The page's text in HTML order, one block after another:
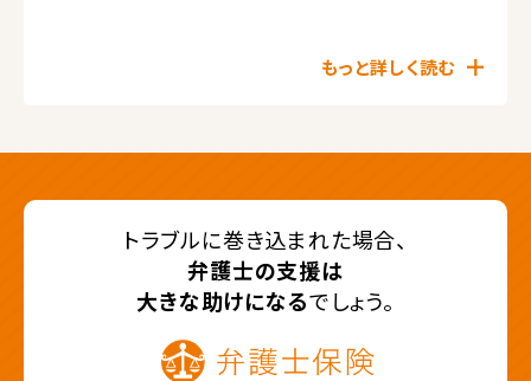
もっと詳しく読む
トラブルに巻き込まれた場合、
弁護士の支援は
大きな助けになるでしょう。